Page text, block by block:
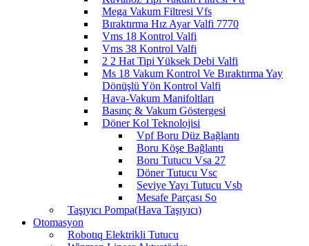
Mega Vakum Filtresi Vfs
Bıraktırma Hız Ayar Valfi 7770
Vms 18 Kontrol Valfi
Vms 38 Kontrol Valfi
2 2 Hat Tipi Yüksek Debi Valfi
Ms 18 Vakum Kontrol Ve Bıraktırma Yay
Dönüşlü Yön Kontrol Valfi
Hava-Vakum Manifoltları
Basınç & Vakum Göstergesi
Döner Kol Teknolojisi
Vpf Boru Düz Bağlantı
Boru Köşe Bağlantı
Boru Tutucu Vsa 27
Döner Tutucu Vsc
Seviye Yayı Tutucu Vsb
Mesafe Parçası So
Taşıyıcı Pompa(Hava Taşıyıcı)
Otomasyon
Robotıq Elektrikli Tutucu